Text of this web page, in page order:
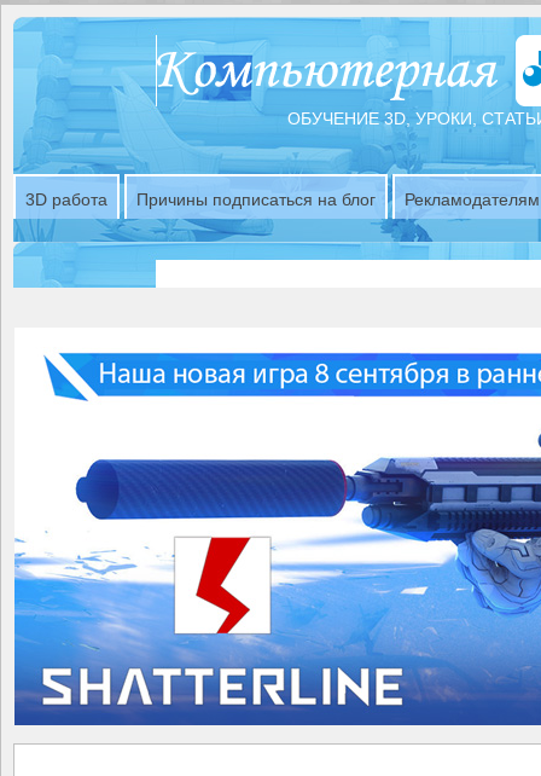
ОБУЧЕНИЕ 3D, УРОКИ,
3D работа Причины подписаться на блог Рекламодателям